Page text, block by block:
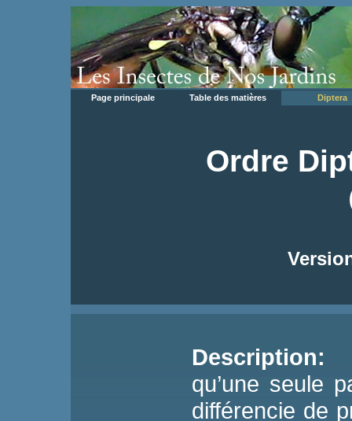
Page principale Table des matières Diptera
Ordre
Description:
qu’une seule
différencie de